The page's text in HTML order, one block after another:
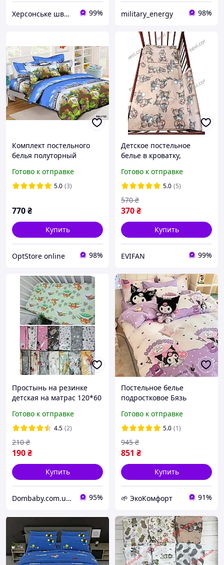
Херсонське швейне об'єднання 99% military_energy 98%
Комплект постельного
белья полуторный
рисунком, ткань сатин
100% хлопок
Готово к отправке
5.0 (3)
770₴
Купить
OptStore online 98%
Детское постельное
белье в кроватку,
в кроватку
Готово к отправке
5.0 (5)
370₴
570 ₴
Купить
EVIFAN 99%
Простынь на резинке
детская на матрас 120*60
Готово к отправке
4.5 (2)
190₴
210 ₴
Купить
Dombaby.com.ua - интернет магазин детских товаров 95%
Постельное белье
подростковое Бязь
Готово к отправке
5.0 (1)
851 ₴
945 ₴
Купить
🌱 ЭкоКомфорт 91%